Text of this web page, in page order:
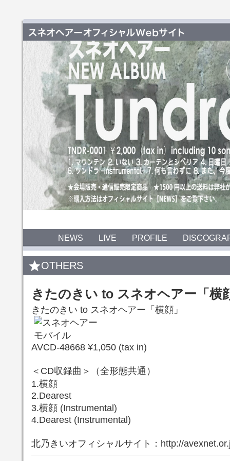
NEWS LIVE PROFILE
OTHERS
きたのきい to スネオヘアー「横
きたのきい to スネオヘアー「横顔」
AVCD-48668 ¥1,050 (tax in)
＜CD収録曲＞（全形態共通）
1.横顔
2.Dearest
3.横顔 (Instrumental)
4.Dearest (Instrumental)
北乃きいオフィシャルサイト：http://